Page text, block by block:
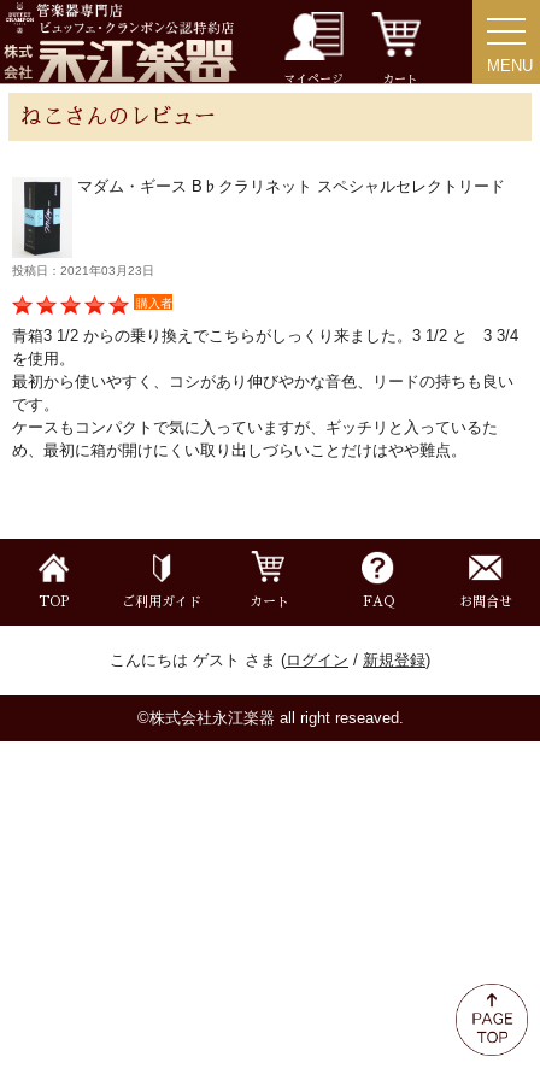
マイページ カート
MENU
MENU
ねこさんのレビュー
マダム・ギース B♭クラリネット スペシャルセレクトリード
投稿日：2021年03月23日
購入者
青箱3 1/2 からの乗り換えでこちらがしっくり来ました。3 1/2 と 3 3/4
を使用。
最初から使いやすく、コシがあり伸びやかな音色、リードの持ちも良い
です。
ケースもコンパクトで気に入っていますが、ギッチリと入っているた
め、最初に箱が開けにくい取り出しづらいことだけはやや難点。
TOP ご利用ガイド カート FAQ お問合せ
こんにちは ゲスト さま (ログイン / 新規登録)
©株式会社永江楽器 all right reseaved.
チューバ
リード＆リードケース
マウスピース＆ポーチ
ミュート
楽器ケース＆ケースカバー
楽器スタンド